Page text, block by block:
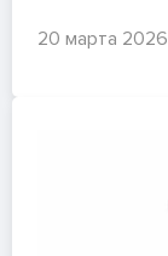
20 марта 2026